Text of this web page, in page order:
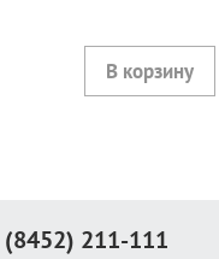
(8452) 211-111